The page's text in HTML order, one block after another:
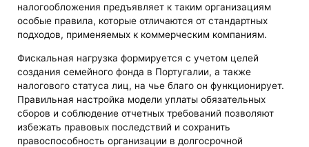
налогообложения предъявляет к таким организациям
особые правила, которые отличаются от стандартных
подходов, применяемых к коммерческим компаниям.
Фискальная нагрузка формируется с учетом целей
создания семейного фонда в Португалии, а также
налогового статуса лиц, на чье благо он функционирует.
Правильная настройка модели уплаты обязательных
сборов и соблюдение отчетных требований позволяют
избежать правовых последствий и сохранить
правоспособность организации в долгосрочной